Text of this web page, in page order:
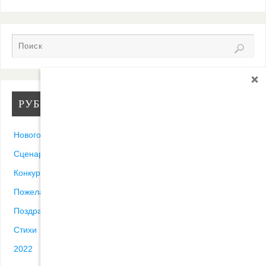
РУБРИКИ
Новогодние песни
Сценарии
Конкурсы
Пожелания
Поздравления
Стихи
2022